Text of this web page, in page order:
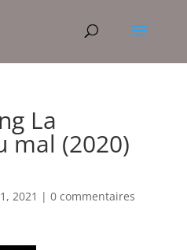
La
mal (2020)
2021 | 0 commentaires